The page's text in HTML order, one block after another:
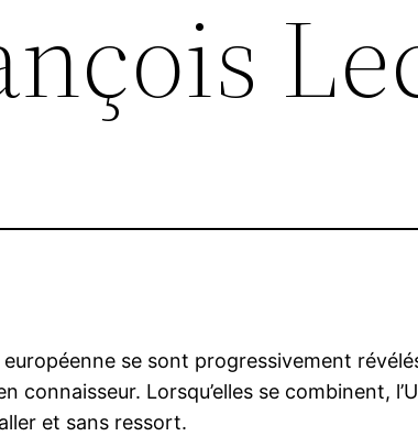
européenne se sont progressivement
connaisseur. Lorsqu’elles se combinent,
et sans ressort.